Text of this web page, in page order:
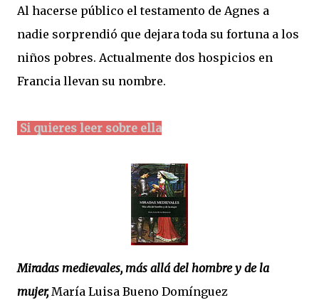
Al hacerse público el testamento de Agnes a
nadie sorprendió que dejara toda su fortuna a los
niños pobres. Actualmente dos hospicios en
Francia llevan su nombre.
Si quieres leer sobre ella
Miradas medievales, más allá del hombre y de la
mujer,María Luisa Bueno Domínguez